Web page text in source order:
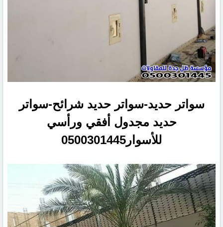
سواتر حديد-سواتر حديد شرائح-سواتر
حديد مجدول أفقي ورأسي
للأسوار0500301445